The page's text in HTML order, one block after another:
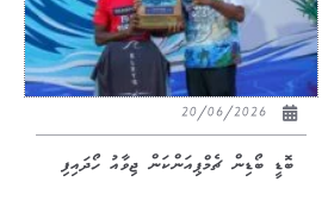
20/06/2026
ބޮޑީ ބޯޑިން ޗެމްޕިއަންކަން ޖިވާއު ހޯދައިފި